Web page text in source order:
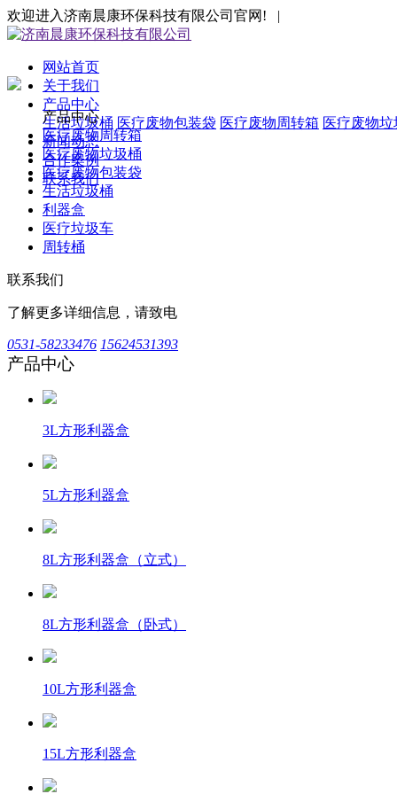
欢迎进入济南晨康环保科技有限公司官网! |
网站首页
关于我们
产品中心
生活垃圾桶 医疗废物包装袋 医疗废物周转箱 医疗废物垃
新闻动态
合作案例
联系我们
产品中心
医疗废物周转箱
医疗废物垃圾桶
医疗废物包装袋
生活垃圾桶
利器盒
医疗垃圾车
周转桶
联系我们
了解更多详细信息，请致电
0531-58233476 15624531393
产品中心
3L方形利器盒
5L方形利器盒
8L方形利器盒（立式）
8L方形利器盒（卧式）
10L方形利器盒
15L方形利器盒